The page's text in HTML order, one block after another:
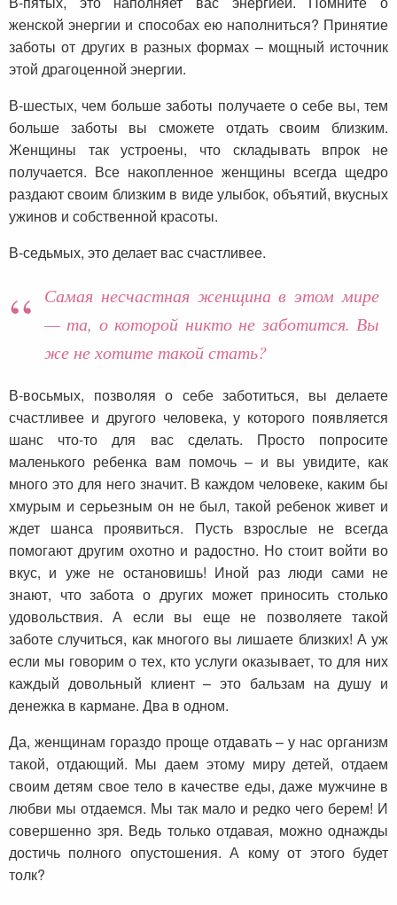
женской энергии и способах ею наполниться? Принятие
заботы от других в разных формах – мощный источник
этой драгоценной энергии.
В-шестых, чем больше заботы получаете о себе вы, тем
больше заботы вы сможете отдать своим близким.
Женщины так устроены, что складывать впрок не
получается. Все накопленное женщины всегда щедро
раздают своим близким в виде улыбок, объятий, вкусных
ужинов и собственной красоты.
В-седьмых, это делает вас счастливее.
Самая несчастная женщина в этом мире
— та, о которой никто не заботится. Вы
же не хотите такой стать?
В-восьмых, позволяя о себе заботиться, вы делаете
счастливее и другого человека, у которого появляется
шанс что-то для вас сделать. Просто попросите
маленького ребенка вам помочь – и вы увидите, как
много это для него значит. В каждом человеке, каким бы
хмурым и серьезным он не был, такой ребенок живет и
ждет шанса проявиться. Пусть взрослые не всегда
помогают другим охотно и радостно. Но стоит войти во
вкус, и уже не остановишь! Иной раз люди сами не
знают, что забота о других может приносить столько
удовольствия. А если вы еще не позволяете такой
заботе случиться, как многого вы лишаете близких! А уж
если мы говорим о тех, кто услуги оказывает, то для них
каждый довольный клиент – это бальзам на душу и
денежка в кармане. Два в одном.
Да, женщинам гораздо проще отдавать – у нас организм
такой, отдающий. Мы даем этому миру детей, отдаем
своим детям свое тело в качестве еды, даже мужчине в
любви мы отдаемся. Мы так мало и редко чего берем! И
совершенно зря. Ведь только отдавая, можно однажды
достичь полного опустошения. А кому от этого будет
толк?